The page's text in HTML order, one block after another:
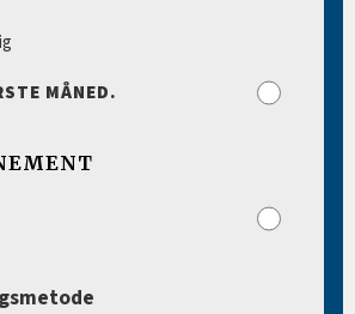
1 KR FOR FØRSTE MÅNED.